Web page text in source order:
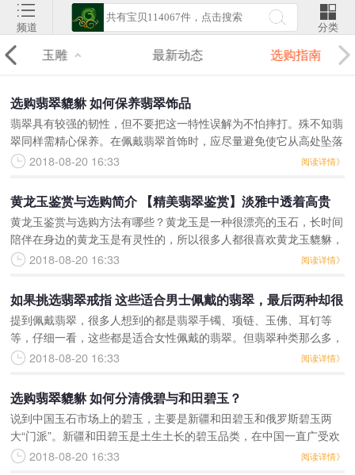
频道 分类
玉雕 最新动态 选购指南
选购翡翠貔貅 如何保养翡翠饰品
翡翠具有较强的韧性，但不要把这一特性误解为不怕摔打。殊不知翡
翠同样需精心保养。在佩戴翡翠首饰时，应尽量避免使它从高处坠落
或撞击硬物，尤其是有少量裂纹的翡翠首饰。否则很容易破裂或损
2018-08-20 16:33 阅读详情》
黄龙玉鉴赏与选购简介 【精美翡翠鉴赏】淡雅中透着高贵
黄龙玉鉴赏与选购方法有哪些？黄龙玉是一种很漂亮的玉石，长时间
陪伴在身边的黄龙玉是有灵性的，所以很多人都很喜欢黄龙玉貔貅，
下面小编教你几分钟鉴定黄龙玉？黄龙玉鉴赏与选购——1.颜色。黄
2018-08-20 16:33 阅读详情》
如果挑选翡翠戒指 这些适合男士佩戴的翡翠，最后两种却很
多人都不知道！
提到佩戴翡翠，很多人想到的都是翡翠手镯、项链、玉佛、耳钉等
等，仔细一看，这些都是适合女性佩戴的翡翠。但翡翠种类那么多，
哪些又是适合男士佩戴的？今天就一起来看看那些适合男士佩戴翡
2018-08-20 16:33 阅读详情》
选购翡翠貔貅 如何分清俄碧与和田碧玉？
说到中国玉石市场上的碧玉，主要是新疆和田碧玉和俄罗斯碧玉两
大“门派”。新疆和田碧玉是土生土长的碧玉品类，在中国一直广受欢
迎，特别是到了清朝乾隆中期成为宫廷玉器的重要材料，此后一直备
2018-08-20 16:33 阅读详情》